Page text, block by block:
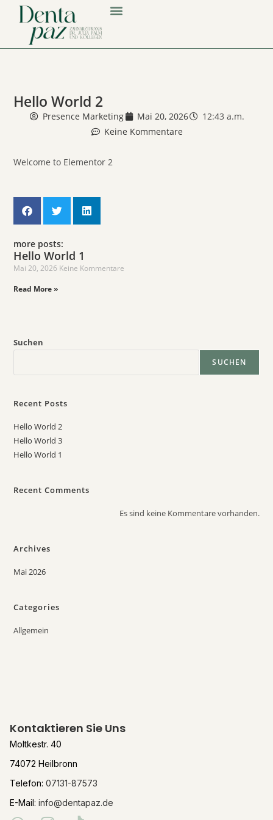
Hello World 2
Presence Marketing Mai 20, 2026
12:43 a.m.
Keine Kommentare
Welcome to Elementor 2
more posts:
Hello World 1
Mai 20, 2026 Keine Kommentare
Read More »
Suchen
SUCHEN
Recent Posts
Hello World 2
Hello World 3
Hello World 1
Recent Comments
Es sind keine Kommentare vorhanden.
Archives
Mai 2026
Categories
Allgemein
Kontaktieren Sie Uns
Moltkestr. 40
74072 Heilbronn
Telefon: 07131-87573
E-Mail: info@dentapaz.de